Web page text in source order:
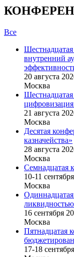
Все
внутренний
20 августа
Москва
21 августа
Москва
Десятая
казначейства»
28 августа
Москва
Семнадцатая
10-11
Москва
16 cентября
Москва
Пятнадцатая
17-18